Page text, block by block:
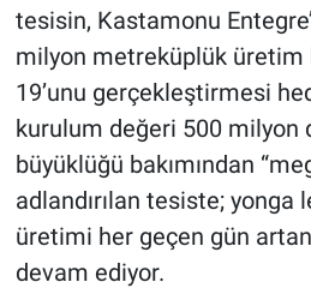
tesisin, Kastamonu
milyon metreküplük üretim
19’unu gerçekleştirmesi
kurulum değeri 500 milyon
büyüklüğü bakımından
adlandırılan tesiste; yonga
üretimi her geçen gün
devam ediyor.